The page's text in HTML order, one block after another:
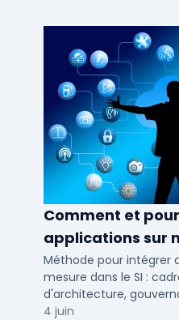
Comment et
applications sur
SI ?
Méthode pour intégrer
mesure dans le SI :
d'architecture,
conduite du
4 juin